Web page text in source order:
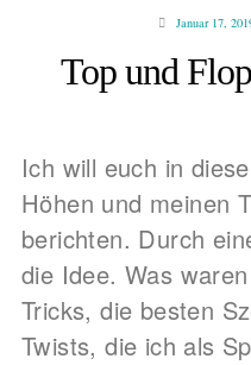
Januar 17,
Top und
Ich will euch in
Höhen und meinen
berichten. Durch
die Idee. Was
Tricks, die besten
Twists, die ich als